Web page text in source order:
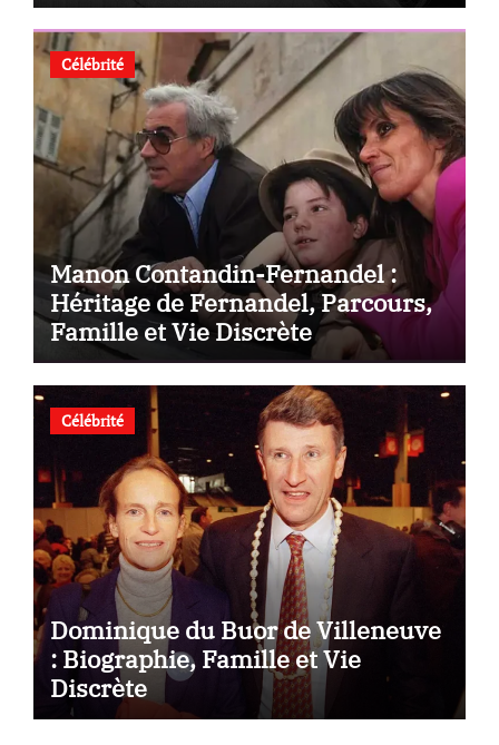
Célébrité
Manon Contandin-Fernandel :
Héritage de Fernandel, Parcours,
Famille et Vie Discrète
Célébrité
Dominique du Buor de Villeneuve
: Biographie, Famille et Vie
Discrète